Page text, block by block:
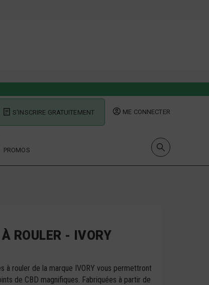
S'INSCRIRE GRATUITEMENT ME CONNECTER
PROMOS
ROULER - IVORY
à rouler de la marque IVORY vous permettront
de CBD magnifiques. Fabriquées à partir de